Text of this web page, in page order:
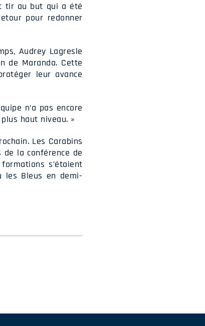
tir au but qui a été
pour redonner
Audrey Lagresle
de Maranda. Cette
leur avance
n’a pas encore
haut niveau. »
Les Carabins
la conférence de
s’étaient
les Bleus en demi-